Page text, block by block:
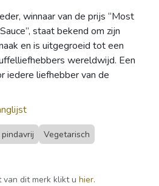
winnaar van de prijs “Most
staat bekend om zijn
en is uitgegroeid tot een
wereldwijd. Een
iedere liefhebber van de
Vegetarisch
van dit merk klikt u hier.